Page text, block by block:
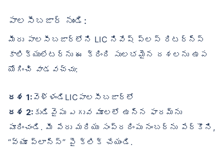
పాలసీబజార్ నుండి:
మీరు పాలసీబజార్‌లోని LIC నివేష్ ప్లస్ రిటర్న్స్
కాలిక్యులేటర్‌ను ఈ క్రింది సులభమైన దశలను ఉప
యోగించి వాడవచ్చు:
దశ 1: వెళ్ళండిLICపాలసీబజార్‌లో
దశ 2: కుడివైపు ఎగువ మూలలో ఉన్న ఫారమ్‌ను
పూరించండి. మీ పేరు మరియు సంప్రదింపు నంబర్‌ను పేర్కొని,
“వ్యూ ప్లాన్స్” పై క్లిక్ చేయండి.